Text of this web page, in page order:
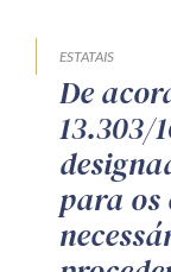
ESTATAIS
De
13.303/
para os